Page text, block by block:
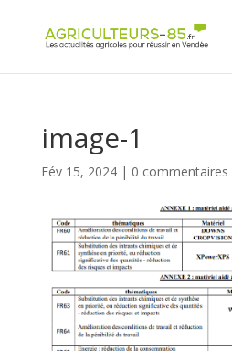
image-1
Fév 15, 2024| 0 commentaires